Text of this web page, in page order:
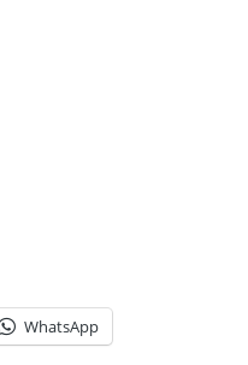
WhatsApp